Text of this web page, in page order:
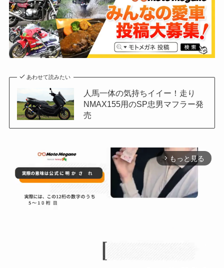
あわせて読みたい
人馬一体の気持ちイイー！走り
NMAX155用のSP忠男マフラー発
売
arrow_forward_ios もっと見る